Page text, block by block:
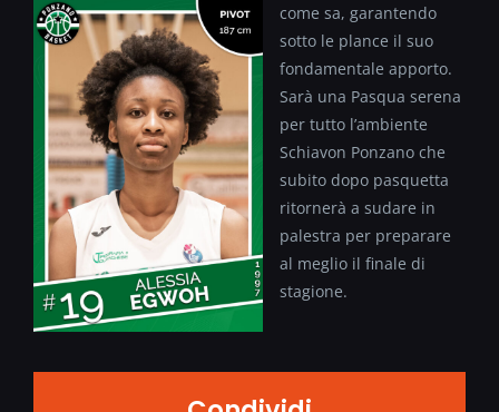
come sa, garantendo
sotto le plance il suo
fondamentale apporto.
Sarà una Pasqua serena
per tutto l’ambiente
Schiavon Ponzano che
subito dopo pasquetta
ritornerà a sudare in
palestra per preparare
al meglio il finale di
stagione.